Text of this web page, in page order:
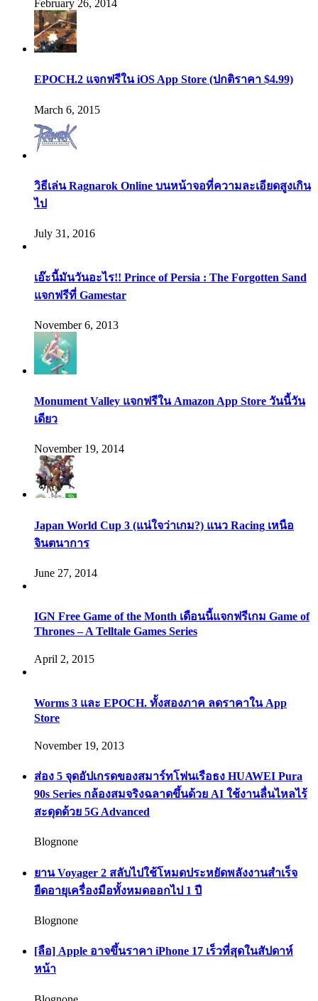
February 26, 2014
EPOCH.2 แจกฟรีใน iOS App Store (ปกติราคา $4.99)
March 6, 2015
วิธีเล่น Ragnarok Online บนหน้าจอที่ความละเอียดสูงเกิน
ไป
July 31, 2016
เอ๊ะนี้มันวันอะไร!! Prince of Persia : The Forgotten Sand
แจกฟรีที่ Gamestar
November 6, 2013
Monument Valley แจกฟรีใน Amazon App Store วันนี้วัน
เดียว
November 19, 2014
Japan World Cup 3 (แน่ใจว่าเกม?) แนว Racing เหนือ
จินตนาการ
June 27, 2014
IGN Free Game of the Month เดือนนี้แจกฟรีเกม Game of
Thrones – A Telltale Games Series
April 2, 2015
Worms 3 และ EPOCH. ทั้งสองภาค ลดราคาใน App
Store
November 19, 2013
ส่อง 5 จุดอัปเกรดของสมาร์ทโฟนเรือธง HUAWEI Pura
90s Series กล้องสมจริงฉลาดขึ้นด้วย AI ใช้งานลื่นไหลไร้
สะดุดด้วย 5G Advanced
Blognone
ยาน Voyager 2 สลับไปใช้โหมดประหยัดพลังงานสำเร็จ
ยืดอายุเครื่องมือทั้งหมดออกไป 1 ปี
Blognone
[ลือ] Apple อาจขึ้นราคา iPhone 17 เร็วที่สุดในสัปดาห์
หน้า